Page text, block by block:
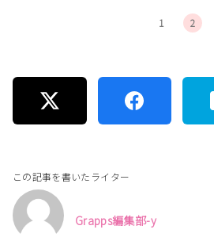
1 2
この記事を書いたライター
Grapps編集部-y